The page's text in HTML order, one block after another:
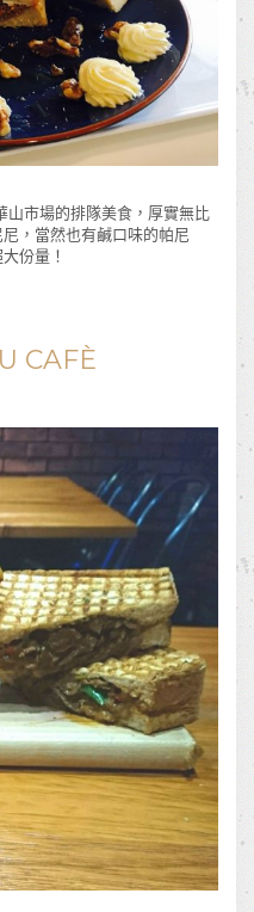
山市場的排隊美食，厚實無比
，當然也有鹹口味的帕尼
份量！
CAFÈ